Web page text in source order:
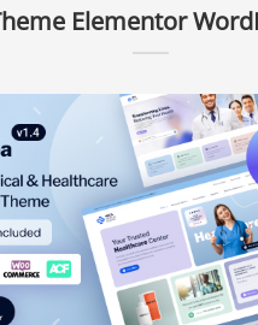
Elementor